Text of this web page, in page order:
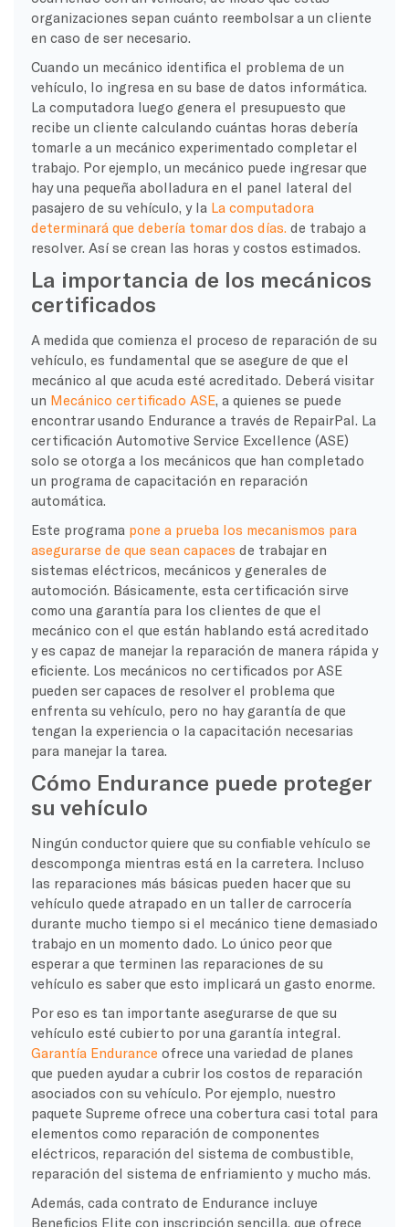
organizaciones sepan cuánto reembolsar a un cliente
en caso de ser necesario.
Cuando un mecánico identifica el problema de un
vehículo, lo ingresa en su base de datos informática.
La computadora luego genera el presupuesto que
recibe un cliente calculando cuántas horas debería
tomarle a un mecánico experimentado completar el
trabajo. Por ejemplo, un mecánico puede ingresar que
hay una pequeña abolladura en el panel lateral del
pasajero de su vehículo, y la La computadora
determinará que debería tomar dos días. de trabajo a
resolver. Así se crean las horas y costos estimados.
La importancia de los mecánicos
certificados
A medida que comienza el proceso de reparación de su
vehículo, es fundamental que se asegure de que el
mecánico al que acuda esté acreditado. Deberá visitar
un Mecánico certificado ASE, a quienes se puede
encontrar usando Endurance a través de RepairPal. La
certificación Automotive Service Excellence (ASE)
solo se otorga a los mecánicos que han completado
un programa de capacitación en reparación
automática.
Este programa pone a prueba los mecanismos para
asegurarse de que sean capaces de trabajar en
sistemas eléctricos, mecánicos y generales de
automoción. Básicamente, esta certificación sirve
como una garantía para los clientes de que el
mecánico con el que están hablando está acreditado
y es capaz de manejar la reparación de manera rápida y
eficiente. Los mecánicos no certificados por ASE
pueden ser capaces de resolver el problema que
enfrenta su vehículo, pero no hay garantía de que
tengan la experiencia o la capacitación necesarias
para manejar la tarea.
Cómo Endurance puede proteger
su vehículo
Ningún conductor quiere que su confiable vehículo se
descomponga mientras está en la carretera. Incluso
las reparaciones más básicas pueden hacer que su
vehículo quede atrapado en un taller de carrocería
durante mucho tiempo si el mecánico tiene demasiado
trabajo en un momento dado. Lo único peor que
esperar a que terminen las reparaciones de su
vehículo es saber que esto implicará un gasto enorme.
Por eso es tan importante asegurarse de que su
vehículo esté cubierto por una garantía integral.
Garantía Endurance ofrece una variedad de planes
que pueden ayudar a cubrir los costos de reparación
asociados con su vehículo. Por ejemplo, nuestro
paquete Supreme ofrece una cobertura casi total para
elementos como reparación de componentes
eléctricos, reparación del sistema de combustible,
reparación del sistema de enfriamiento y mucho más.
Además, cada contrato de Endurance incluye
Beneficios Elite con inscripción sencilla, que ofrece